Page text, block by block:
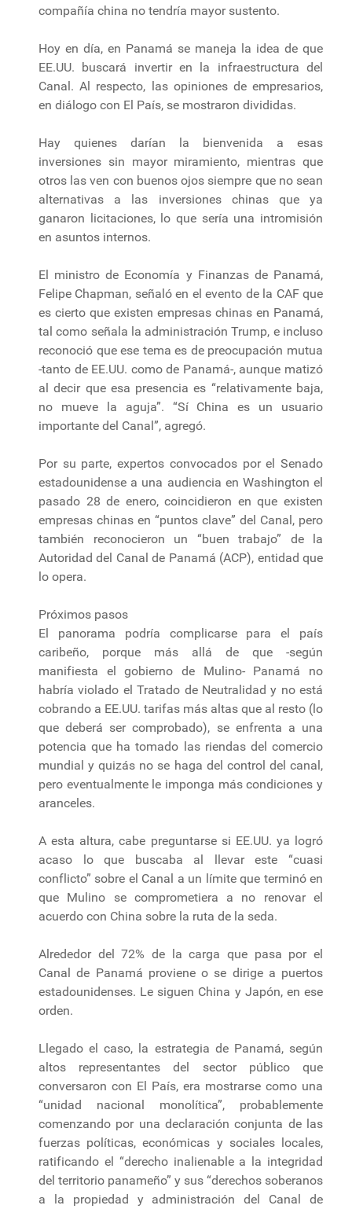
compañía china no tendría mayor sustento.
Hoy en día, en Panamá se maneja la idea de que
EE.UU. buscará invertir en la infraestructura del
Canal. Al respecto, las opiniones de empresarios,
en diálogo con El País, se mostraron divididas.
Hay quienes darían la bienvenida a esas
inversiones sin mayor miramiento, mientras que
otros las ven con buenos ojos siempre que no sean
alternativas a las inversiones chinas que ya
ganaron licitaciones, lo que sería una intromisión
en asuntos internos.
El ministro de Economía y Finanzas de Panamá,
Felipe Chapman, señaló en el evento de la CAF que
es cierto que existen empresas chinas en Panamá,
tal como señala la administración Trump, e incluso
reconoció que ese tema es de preocupación mutua
-tanto de EE.UU. como de Panamá-, aunque matizó
al decir que esa presencia es “relativamente baja,
no mueve la aguja”. “Sí China es un usuario
importante del Canal”, agregó.
Por su parte, expertos convocados por el Senado
estadounidense a una audiencia en Washington el
pasado 28 de enero, coincidieron en que existen
empresas chinas en “puntos clave” del Canal, pero
también reconocieron un “buen trabajo” de la
Autoridad del Canal de Panamá (ACP), entidad que
lo opera.
Próximos pasos
El panorama podría complicarse para el país
caribeño, porque más allá de que -según
manifiesta el gobierno de Mulino- Panamá no
habría violado el Tratado de Neutralidad y no está
cobrando a EE.UU. tarifas más altas que al resto (lo
que deberá ser comprobado), se enfrenta a una
potencia que ha tomado las riendas del comercio
mundial y quizás no se haga del control del canal,
pero eventualmente le imponga más condiciones y
aranceles.
A esta altura, cabe preguntarse si EE.UU. ya logró
acaso lo que buscaba al llevar este “cuasi
conflicto” sobre el Canal a un límite que terminó en
que Mulino se comprometiera a no renovar el
acuerdo con China sobre la ruta de la seda.
Alrededor del 72% de la carga que pasa por el
Canal de Panamá proviene o se dirige a puertos
estadounidenses. Le siguen China y Japón, en ese
orden.
Llegado el caso, la estrategia de Panamá, según
altos representantes del sector público que
conversaron con El País, era mostrarse como una
“unidad nacional monolítica”, probablemente
comenzando por una declaración conjunta de las
fuerzas políticas, económicas y sociales locales,
ratificando el “derecho inalienable a la integridad
del territorio panameño” y sus “derechos soberanos
a la propiedad y administración del Canal de